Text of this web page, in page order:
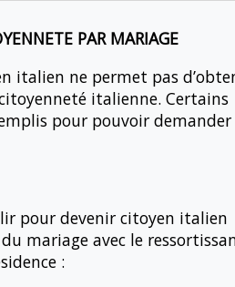
PAR MARIAGE
italien ne permet pas
italienne. Certains
pour pouvoir
pour devenir citoyen italien
mariage avec le
: